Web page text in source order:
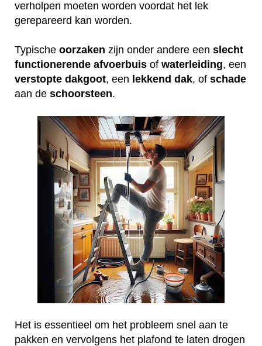
verholpen moeten worden voordat het lek
gerepareerd kan worden.
Typische oorzaken zijn onder andere een slecht
functionerende afvoerbuis of waterleiding, een
verstopte dakgoot, een lekkend dak, of schade
aan de schoorsteen.
Het is essentieel om het probleem snel aan te
pakken en vervolgens het plafond te laten drogen